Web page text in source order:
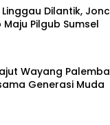
Linggau Dilantik,
Maju Pilgub Sumsel
Wayang
Generasi Muda